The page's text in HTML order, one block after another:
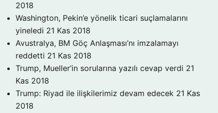
2018
Washington, Pekin’e yönelik ticari suçlamalarını
yineledi 21 Kas 2018
Avustralya, BM Göç Anlaşması’nı imzalamayı
reddetti 21 Kas 2018
Trump, Mueller’in sorularına yazılı cevap verdi 21
Kas 2018
Trump: Riyad ile ilişkilerimiz devam edecek 21 Kas
2018